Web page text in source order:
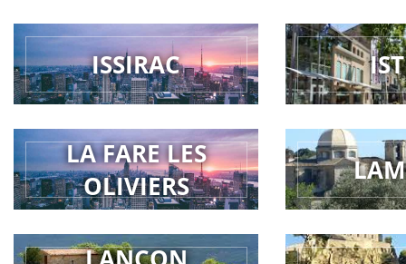
ISSIRAC
LA FARE LES
OLIVIERS